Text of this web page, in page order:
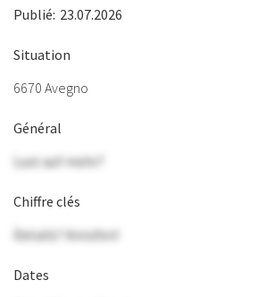
Publié: 23.07.2026
Situation
6670 Avegno
Général
Lust auf mehr?
Chiffre clés
Details? Anrufen!
Dates